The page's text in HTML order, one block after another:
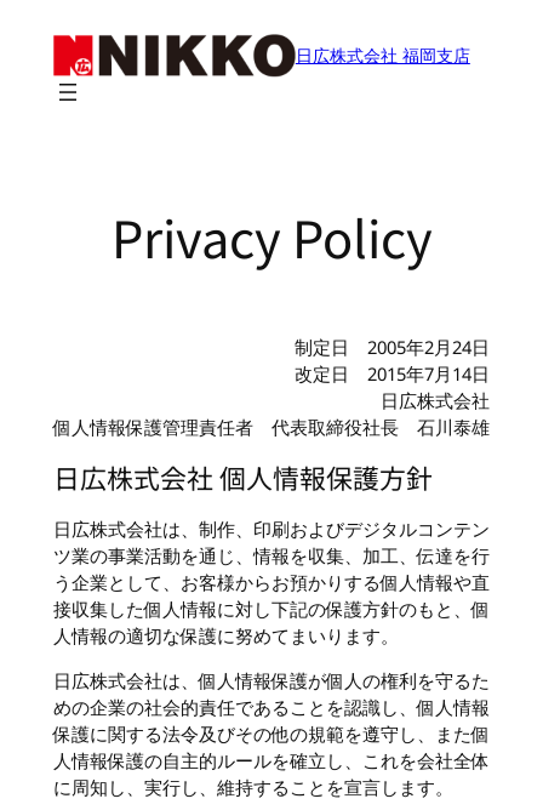
日広株式会社 福岡支店
Privacy Policy
制定日 2005年2月24日
改定日 2015年7月14日
日広株式会社
個人情報保護管理責任者 代表取締役社長 石川泰雄
日広株式会社 個人情報保護方針
日広株式会社は、制作、印刷およびデジタルコンテン
ツ業の事業活動を通じ、情報を収集、加工、伝達を行
う企業として、お客様からお預かりする個人情報や直
接収集した個人情報に対し下記の保護方針のもと、個
人情報の適切な保護に努めてまいります。
日広株式会社は、個人情報保護が個人の権利を守るた
めの企業の社会的責任であることを認識し、個人情報
保護に関する法令及びその他の規範を遵守し、また個
人情報保護の自主的ルールを確立し、これを会社全体
に周知し、実行し、維持することを宣言します。